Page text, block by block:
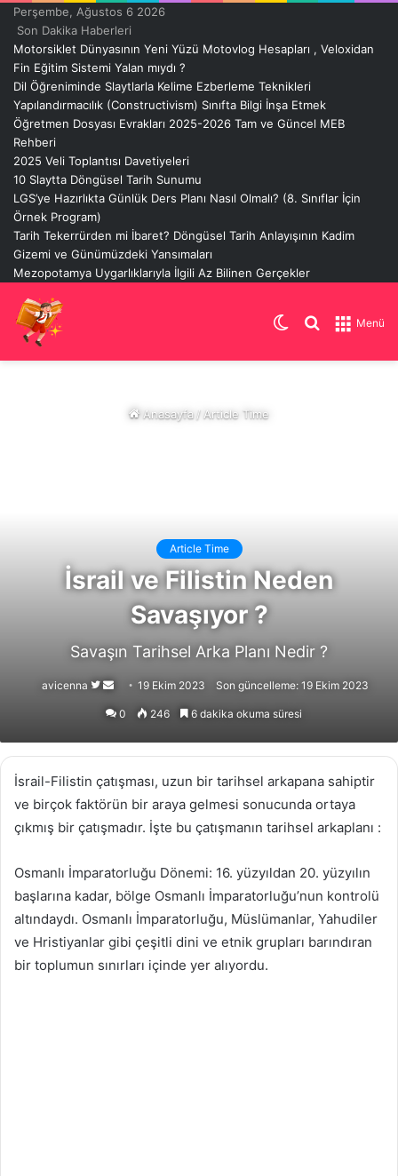
Perşembe, Ağustos 6 2026
Son Dakika Haberleri
Motorsiklet Dünyasının Yeni Yüzü Motovlog Hesapları , Veloxidan
Fin Eğitim Sistemi Yalan mıydı ?
Dil Öğreniminde Slaytlarla Kelime Ezberleme Teknikleri
Yapılandırmacılık (Constructivism) Sınıfta Bilgi İnşa Etmek
Öğretmen Dosyası Evrakları 2025-2026 Tam ve Güncel MEB
Rehberi
2025 Veli Toplantısı Davetiyeleri
10 Slaytta Döngüsel Tarih Sunumu
LGS’ye Hazırlıkta Günlük Ders Planı Nasıl Olmalı? (8. Sınıflar İçin
Örnek Program)
Tarih Tekerrürden mi İbaret? Döngüsel Tarih Anlayışının Kadim
Gizemi ve Günümüzdeki Yansımaları
Mezopotamya Uygarlıklarıyla İlgili Az Bilinen Gerçekler
Menü
Arama
Dış
Anasayfa/ Article Time
Article Time
İsrail ve Filistin Neden
Savaşıyor ?
Savaşın Tarihsel Arka Planı Nedir ?
avicenna
Follow
on
Bir
e-
19 Ekim 2023 Son güncelleme: 19 Ekim 2023
0 246 6 dakika okuma süresi
İsrail-Filistin çatışması, uzun bir tarihsel arkapana sahiptir
ve birçok faktörün bir araya gelmesi sonucunda ortaya
çıkmış bir çatışmadır. İşte bu çatışmanın tarihsel arkaplanı :
Osmanlı İmparatorluğu Dönemi: 16. yüzyıldan 20. yüzyılın
başlarına kadar, bölge Osmanlı İmparatorluğu’nun kontrolü
altındaydı. Osmanlı İmparatorluğu, Müslümanlar, Yahudiler
ve Hristiyanlar gibi çeşitli dini ve etnik grupları barındıran
bir toplumun sınırları içinde yer alıyordu.